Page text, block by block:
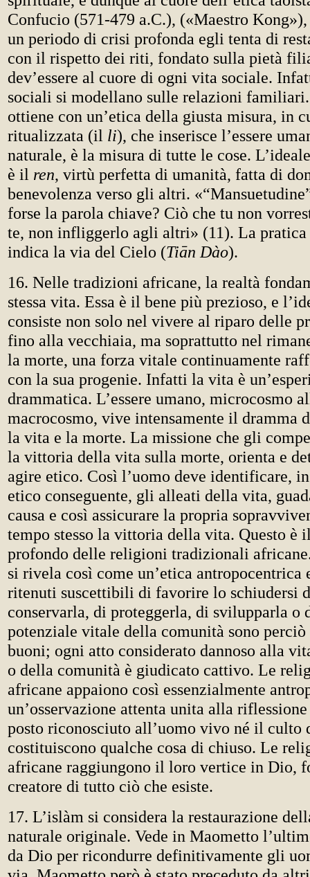
Confucio (571-479 a.C.), («Maestro
un periodo di crisi profonda egli tenta di
con il rispetto dei riti, fondato sulla pietà
dev’essere al cuore di ogni vita sociale.
sociali si modellano sulle relazioni
ottiene con un’etica della giusta misura, in
ritualizzata (il li), che inserisce l’essere
naturale, è la misura di tutte le cose.
è il ren, virtù perfetta di umanità, fatta di
benevolenza verso gli altri.
forse la parola chiave? Ciò che tu non
te, non infliggerlo agli altri» (11). La pratica
indica la via del Cielo (Tiān Dào).
16. Nelle tradizioni africane, la realtà
stessa vita. Essa è il bene più prezioso, e
consiste non solo nel vivere al riparo delle
fino alla vecchiaia, ma soprattutto nel
la morte, una forza vitale continuamente
con la sua progenie. Infatti la vita è
drammatica. L’essere umano, microcosmo
macrocosmo, vive intensamente il dramma
la vita e la morte. La missione che gli
la vittoria della vita sulla morte, orienta e
agire etico. Così l’uomo deve identificare,
etico conseguente, gli alleati della vita,
causa e così assicurare la propria
tempo stesso la vittoria della vita. Questo è
profondo delle religioni tradizionali
si rivela così come un’etica
ritenuti suscettibili di favorire lo schiudersi
conservarla, di proteggerla, di svilupparla o
potenziale vitale della comunità sono
buoni; ogni atto considerato dannoso alla
o della comunità è giudicato cattivo. Le
africane appaiono così essenzialmente
un’osservazione attenta unita alla
posto riconosciuto all’uomo vivo né il culto
costituiscono qualche cosa di chiuso. Le
africane raggiungono il loro vertice in Dio,
creatore di tutto ciò che esiste.
17. L’islàm si considera la restaurazione
naturale originale. Vede in Maometto
da Dio per ricondurre definitivamente gli